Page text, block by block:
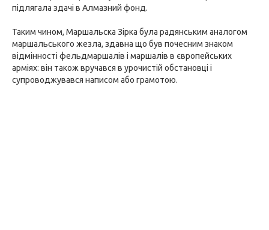
підлягала здачі в Алмазний фонд.
Таким чином, Маршальска Зірка була радянським аналогом
маршальського жезла, здавна що був почесним знаком
відмінності фельдмаршалів і маршалів в європейських
арміях: він також вручався в урочистій обстановці і
супроводжувався написом або грамотою.